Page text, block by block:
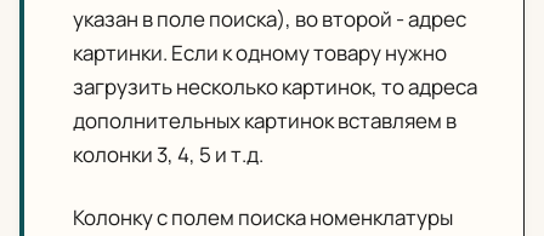
указан в поле поиска), во второй - адрес
картинки. Если к одному товару нужно
загрузить несколько картинок, то адреса
дополнительных картинок вставляем в
колонки 3, 4, 5 и т.д.
Колонку с полем поиска номенклатуры